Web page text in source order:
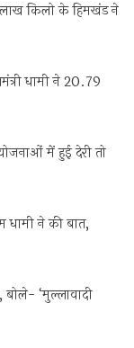
किलो के हिमखंड ने
धामी ने 20.79
में हुई देरी तो
धामी ने की बात,
‘मुल्लावादी